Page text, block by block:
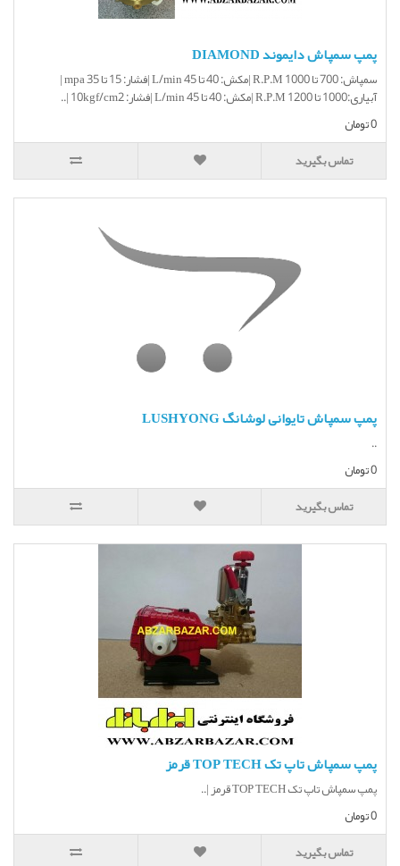
پمپ سمپاش دایموند DIAMOND
سمپاش: 700 تا 1000 R.P.M |مکش: 40 تا 45 L/min |فشار: 15 تا 35 mpa |
آبیاری:1000 تا 1200 R.P.M |مکش: 40 تا 45 L/min |فشار: 10kgf/cm2 |..
0 تومان
تماس بگیرید
پمپ سمپاش تایوانی لوشانگ LUSHYONG
..
0 تومان
تماس بگیرید
پمپ سمپاش تاپ تک TOP TECH قرمز
پمپ سمپاش تاپ تک TOP TECH قرمز |..
0 تومان
تماس بگیرید